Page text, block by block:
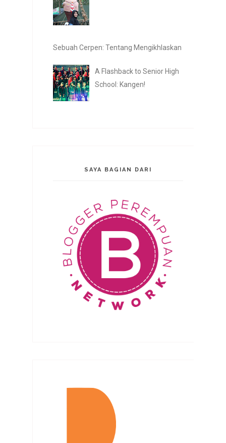
Sebuah Cerpen: Tentang Mengikhlaskan
A Flashback to Senior High
School: Kangen!
SAYA BAGIAN DARI